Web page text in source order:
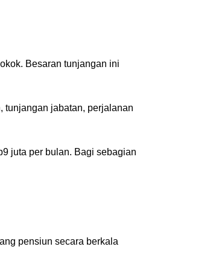
Besaran tunjangan ini
tunjangan jabatan, perjalanan
juta per bulan. Bagi sebagian
pensiun secara berkala